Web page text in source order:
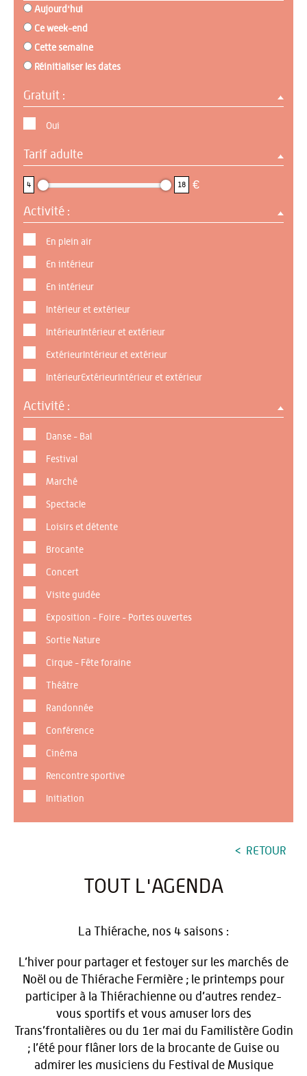
Aujourd'hui
Ce week-end
Cette semaine
Réinitialiser les dates
Gratuit :
Oui
Tarif adulte
4 18 €
Activité :
En plein air
En intérieur
En intérieur
Intérieur et extérieur
IntérieurIntérieur et extérieur
ExtérieurIntérieur et extérieur
IntérieurExtérieurIntérieur et extérieur
Activité :
Danse - Bal
Festival
Marché
Spectacle
Loisirs et détente
Brocante
Concert
Visite guidée
Exposition - Foire - Portes ouvertes
Sortie Nature
Cirque - Fête foraine
Théâtre
Randonnée
Conférence
Cinéma
Rencontre sportive
Initiation
RETOUR
TOUT L'AGENDA
La Thiérache, nos 4 saisons :
L’hiver pour partager et festoyer sur les marchés de
Noël ou de Thiérache Fermière ; le printemps pour
participer à la Thiérachienne ou d’autres rendez-
vous sportifs et vous amuser lors des
Trans’frontalières ou du 1er mai du Familistère Godin
; l’été pour flâner lors de la brocante de Guise ou
admirer les musiciens du Festival de Musique